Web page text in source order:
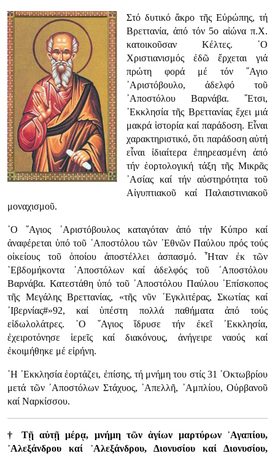
Στό δυτικό ἄκρο τῆς Εὐρώπης, τή
Βρεττανία, ἀπό τόν 5ο αἰώνα π.Χ.
κατοικοῦσαν Κέλτες. ῾Ο
Χριστιανισμός ἐδῶ ἔρχεται γιά
πρώτη φορά μέ τόν ῞Αγιο
᾿Αριστόβουλο, ἀδελφό τοῦ
᾿Αποστόλου Βαρνάβα. ῎Ετσι,
᾿Εκκλησία τῆς Βρεττανίας ἔχει μιά
μακρά ἱστορία καί παράδοση. Εἶναι
χαρακτηριστικό, ὅτι παράδοση αὐτή
εἶναι ἰδιαίτερα ἐπηρεασμένη ἀπό
τήν ἑορτολογική τάξη τῆς Μικρᾶς
᾿Ασίας καί τήν αὐστηρότητα τοῦ
Αἰγυπτιακοῦ καί Παλαιστινιακοῦ
μοναχισμοῦ.
῾Ο ῞Αγιος ᾿Αριστόβουλος καταγόταν ἀπό τήν Κύπρο καί
ἀναφέρεται ὑπό τοῦ ᾿Αποστόλου τῶν ᾿Εθνῶν Παύλου πρός τούς
οἰκείους τοῦ ὁποίου ἀποστέλλει ἀσπασμό. ῏Ηταν ἐκ τῶν
῾Εβδομήκοντα ᾿Αποστόλων καί ἀδελφός τοῦ ᾿Αποστόλου
Βαρνάβα. Κατεστάθη ὑπό τοῦ ᾿Αποστόλου Παύλου ᾿Επίσκοπος
τῆς Μεγάλης Βρεττανίας, «τῆς νῦν ᾿Εγκλιτέρας, Σκωτίας καί
᾿Ιβερνίας#»92, καί ὑπέστη πολλά παθήματα ἀπό τούς
εἰδωλολάτρες. ῾Ο ῞Αγιος ἵδρυσε τήν ἐκεῖ ᾿Εκκλησία,
ἐχειροτόνησε ἱερεῖς καί διακόνους, ἀνήγειρε ναούς καί
ἐκοιμήθηκε μέ εἰρήνη.
῾Η ᾿Εκκλησία ἑορτάζει, ἐπίσης, τή μνήμη του στίς 31 ᾿Οκτωβρίου
μετά τῶν ᾿Αποστόλων Στάχυος, ᾿Απελλῆ, ᾿Αμπλίου, Οὐρβανοῦ
καί Ναρκίσσου.
† Τῇ αὐτῇ μέρᾳ, μνήμη τῶν ἁγίων μαρτύρων ᾿Αγαπίου,
᾿Αλεξάνδρου καί ᾿Αλεξάνδρου, Διονυσίου καί Διονυσίου,